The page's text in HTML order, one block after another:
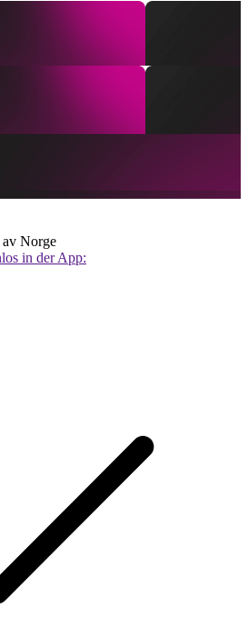
Norge
in der App: